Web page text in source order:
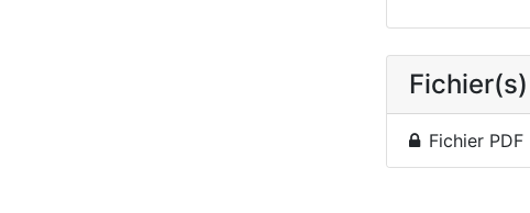
Fichier(s)
Fichier PDF